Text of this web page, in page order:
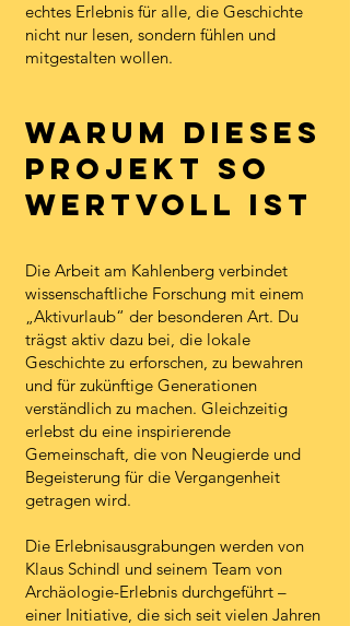
echtes Erlebnis für alle, die Geschichte
nicht nur lesen, sondern fühlen und
mitgestalten wollen.
Warum dieses
Projekt so
wertvoll ist
Die Arbeit am Kahlenberg verbindet
wissenschaftliche Forschung mit einem
„Aktivurlaub“ der besonderen Art. Du
trägst aktiv dazu bei, die lokale
Geschichte zu erforschen, zu bewahren
und für zukünftige Generationen
verständlich zu machen. Gleichzeitig
erlebst du eine inspirierende
Gemeinschaft, die von Neugierde und
Begeisterung für die Vergangenheit
getragen wird.
Die Erlebnisausgrabungen werden von
Klaus Schindl und seinem Team von
Archäologie-Erlebnis durchgeführt –
einer Initiative, die sich seit vielen Jahren